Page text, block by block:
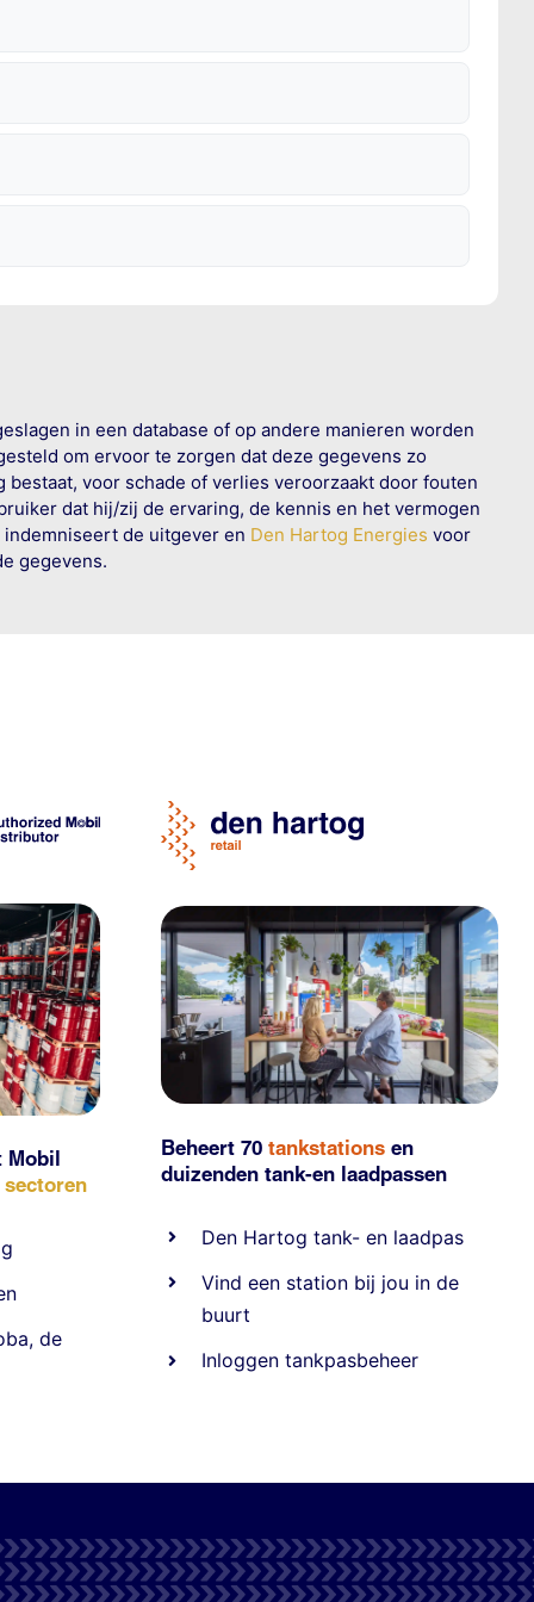
in een database of op andere manieren worden
om ervoor te zorgen dat deze gegevens zo
voor schade of verlies veroorzaakt door fouten
dat hij/zij de ervaring, de kennis en het vermogen
de uitgever en Den Hartog Energies voor
gegevens.
Mobil
, de
Beheert 70tankstationsen
duizendentank-en laadpassen
Den Hartog tank- en laadpas
Vind een station bij jou in de
buurt
Inloggen tankpasbeheer